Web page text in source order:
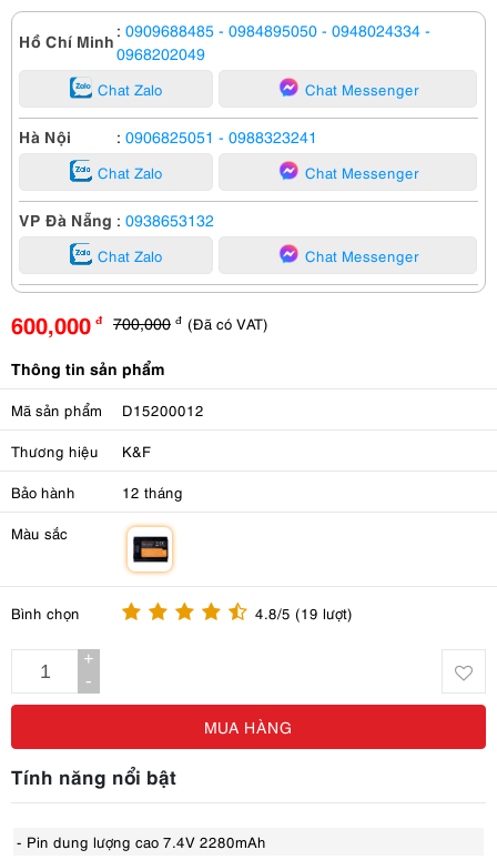
Hồ Chí Minh : 0909688485 - 0984895050 - 0948024334 -
0968202049
Chat Zalo Chat Messenger
Hà Nội : 0906825051 - 0988323241
Chat Zalo Chat Messenger
VP Đà Nẵng : 0938653132
Chat Zalo Chat Messenger
600,000 đ 700,000 đ (Đã có VAT)
Thông tin sản phẩm
Mã sản phẩm D15200012
Thương hiệu K&F
Bảo hành 12 tháng
Màu sắc
Bình chọn 4.8/5 (19 lượt)
+
-
MUA HÀNG
Tính năng nổi bật
- Pin dung lượng cao 7.4V 2280mAh